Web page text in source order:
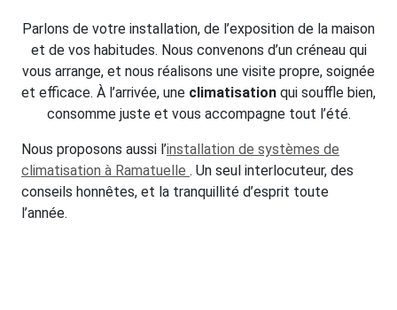
Parlons de votre installation, de l’exposition de la maison
et de vos habitudes. Nous convenons d’un créneau qui
vous arrange, et nous réalisons une visite propre, soignée
et efficace. À l’arrivée, une climatisation qui souffle bien,
consomme juste et vous accompagne tout l’été.
Nous proposons aussi l’installation de systèmes de
climatisation à Ramatuelle . Un seul interlocuteur, des
conseils honnêtes, et la tranquillité d’esprit toute
l’année.